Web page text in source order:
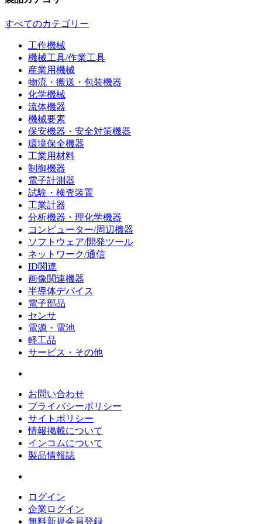
すべてのカテゴリー
工作機械
機械工具/作業工具
産業用機械
物流・搬送・包装機器
化学機械
流体機器
機械要素
保安機器・安全対策機器
環境保全機器
工業用材料
制御機器
電子計測器
試験・検査装置
工業計器
分析機器・理化学機器
コンピューター/周辺機器
ソフトウェア/開発ツール
ネットワーク/通信
ID関連
画像関連機器
半導体デバイス
電子部品
センサ
電源・電池
軽工品
サービス・その他
お問い合わせ
プライバシーポリシー
サイトポリシー
情報掲載について
インコムについて
製品情報誌
ログイン
企業ログイン
無料新規会員登録